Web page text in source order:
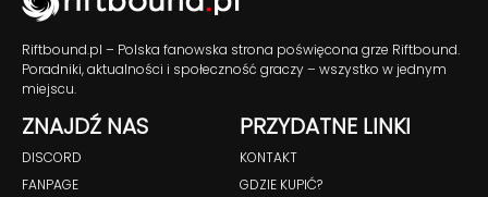
Riftbound.pl – Polska fanowska strona poświęcona grze Riftbound.
Poradniki, aktualności i społeczność graczy – wszystko w jednym
miejscu.
ZNAJDŹ NAS
DISCORD
FANPAGE
PRZYDATNE LINKI
KONTAKT
GDZIE KUPIĆ?